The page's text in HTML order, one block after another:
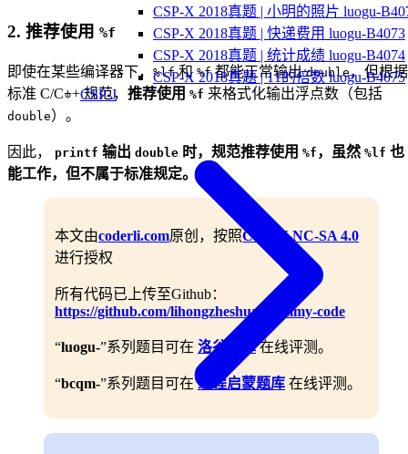
CSP-X 2018真题 | 小明的照片 luogu-
CSP-X 2018真题 | 快递费用 luogu-B4073
CSP-X 2018真题 | 统计成绩 luogu-B4074
CSP-X 2018真题 | 11的倍数 luogu-B4075
CSP-J
2. 推荐使用 %f
即使在某些编译器下， %lf和 %f都能正常输出double，但根据
标准 C/C++ 规范， 推荐使用 %f 来格式化输出浮点数（包括
double）。
因此， printf 输出 double 时，规范推荐使用 %f ，虽然 %lf 也
能工作，但不属于标准规定。
本文由coderli.com原创，按照CC BY-NC-SA 4.0
进行授权
所有代码已上传至Github：
https://github.com/lihongzheshuai/yummy-code
“luogu-”系列题目可在 洛谷题库在线评测。
“bcqm-”系列题目可在编程启蒙题库 在线评测。